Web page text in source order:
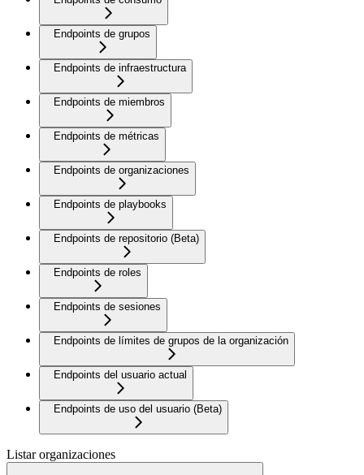
Endpoints de grupos
Endpoints de infraestructura
Endpoints de miembros
Endpoints de métricas
Endpoints de organizaciones
Endpoints de playbooks
Endpoints de repositorio (Beta)
Endpoints de roles
Endpoints de sesiones
Endpoints de límites de grupos de la organización
Endpoints del usuario actual
Endpoints de uso del usuario (Beta)
Listar organizaciones